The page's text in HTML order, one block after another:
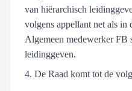
van hiërarchisch
volgens appellant net als in
Algemeen medewerker FB
leidinggeven.
4. De Raad komt tot de